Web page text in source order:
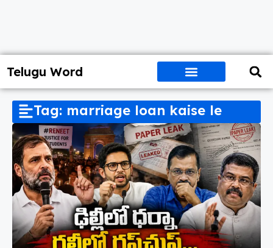
Telugu Word
Tag: marriage loan kaise le